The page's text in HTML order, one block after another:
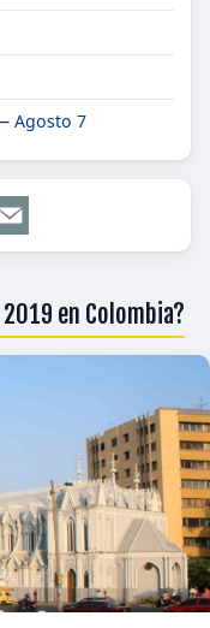
Agosto 7
en Colombia?